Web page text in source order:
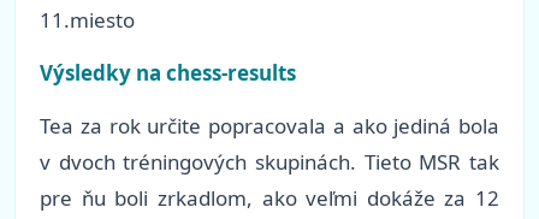
11.miesto
Výsledky na chess-results
Tea za rok určite popracovala a ako jediná bola
v dvoch tréningových skupinách. Tieto MSR tak
pre ňu boli zrkadlom, ako veľmi dokáže za 12